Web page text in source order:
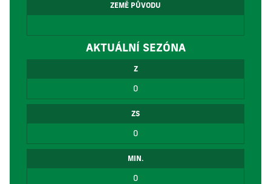
ZEMĚ PŮVODU
AKTUÁLNÍ SEZÓNA
Z
0
ZS
0
MIN.
0